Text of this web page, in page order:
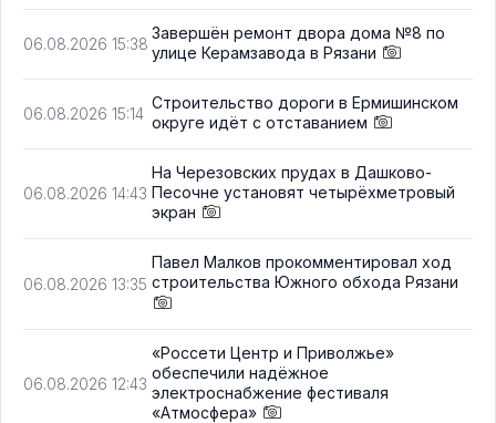
06.08.2026 15:38
Завершён ремонт двора дома №8 по
улице Керамзавода в Рязани
06.08.2026 15:14
Строительство дороги в Ермишинском
округе идёт с отставанием
06.08.2026 14:43
На Черезовских прудах в Дашково-
Песочне установят четырёхметровый
экран
06.08.2026 13:35
Павел Малков прокомментировал ход
строительства Южного обхода Рязани
06.08.2026 12:43
«Россети Центр и Приволжье»
обеспечили надёжное
электроснабжение фестиваля
«Атмосфера»